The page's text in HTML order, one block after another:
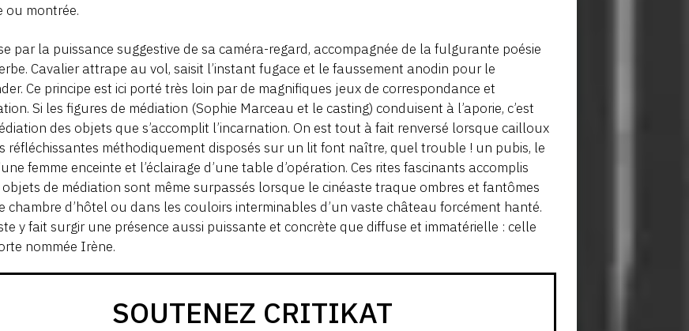
ou montrée.
par la puissance suggestive de sa caméra-regard, accompagnée de la fulgurante poésie
Cavalier attrape au vol, saisit l’instant fugace et le faussement anodin pour le
Ce principe est ici porté très loin par de magnifiques jeux de correspondance et
Si les figures de médiation (Sophie Marceau et le casting) conduisent à l’aporie, c’est
des objets que s’accomplit l’incarnation. On est tout à fait renversé lorsque cailloux
réfléchissantes méthodiquement disposés sur un lit font naître, quel trouble ! un pubis, le
femme enceinte et l’éclairage d’une table d’opération. Ces rites fascinants accomplis
objets de médiation sont même surpassés lorsque le cinéaste traque ombres et fantômes
chambre d’hôtel ou dans les couloirs interminables d’un vaste château forcément hanté.
y fait surgir une présence aussi puissante et concrète que diffuse et immatérielle : celle
nommée Irène.
SOUTENEZ CRITIKAT